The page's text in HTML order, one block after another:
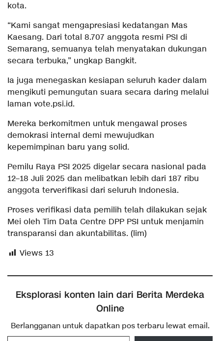
kota.
“Kami sangat mengapresiasi kedatangan Mas
Kaesang. Dari total 8.707 anggota resmi PSI di
Semarang, semuanya telah menyatakan dukungan
secara terbuka,” ungkap Bangkit.
Ia juga menegaskan kesiapan seluruh kader dalam
mengikuti pemungutan suara secara daring melalui
laman vote.psi.id.
Mereka berkomitmen untuk mengawal proses
demokrasi internal demi mewujudkan
kepemimpinan baru yang solid.
Pemilu Raya PSI 2025 digelar secara nasional pada
12–18 Juli 2025 dan melibatkan lebih dari 187 ribu
anggota terverifikasi dari seluruh Indonesia.
Proses verifikasi data pemilih telah dilakukan sejak
Mei oleh Tim Data Centre DPP PSI untuk menjamin
transparansi dan akuntabilitas. (lim)
Views 13
Eksplorasi konten lain dari Berita Merdeka
Online
Berlangganan untuk dapatkan pos terbaru lewat email.
Ketikkan email Anda...